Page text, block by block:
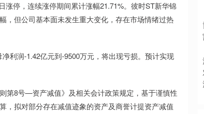
停，连续涨停期间累计涨幅21.71%。彼时ST新华锦
，但公司基本面未发生重大变化，存在市场情绪过热
利润-1.42亿元到-9500万元，将出现亏损。预计实现
第8号—资产减值》及相关会计政策规定，基于谨慎性
，拟对部分存在减值迹象的资产及商誉计提资产减值